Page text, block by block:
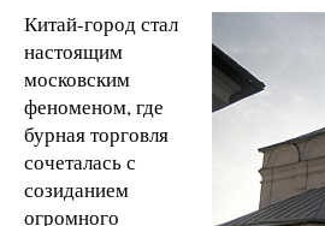
Китай-город стал
настоящим
московским
феноменом, где
бурная торговля
сочеталась с
созиданием
огромного